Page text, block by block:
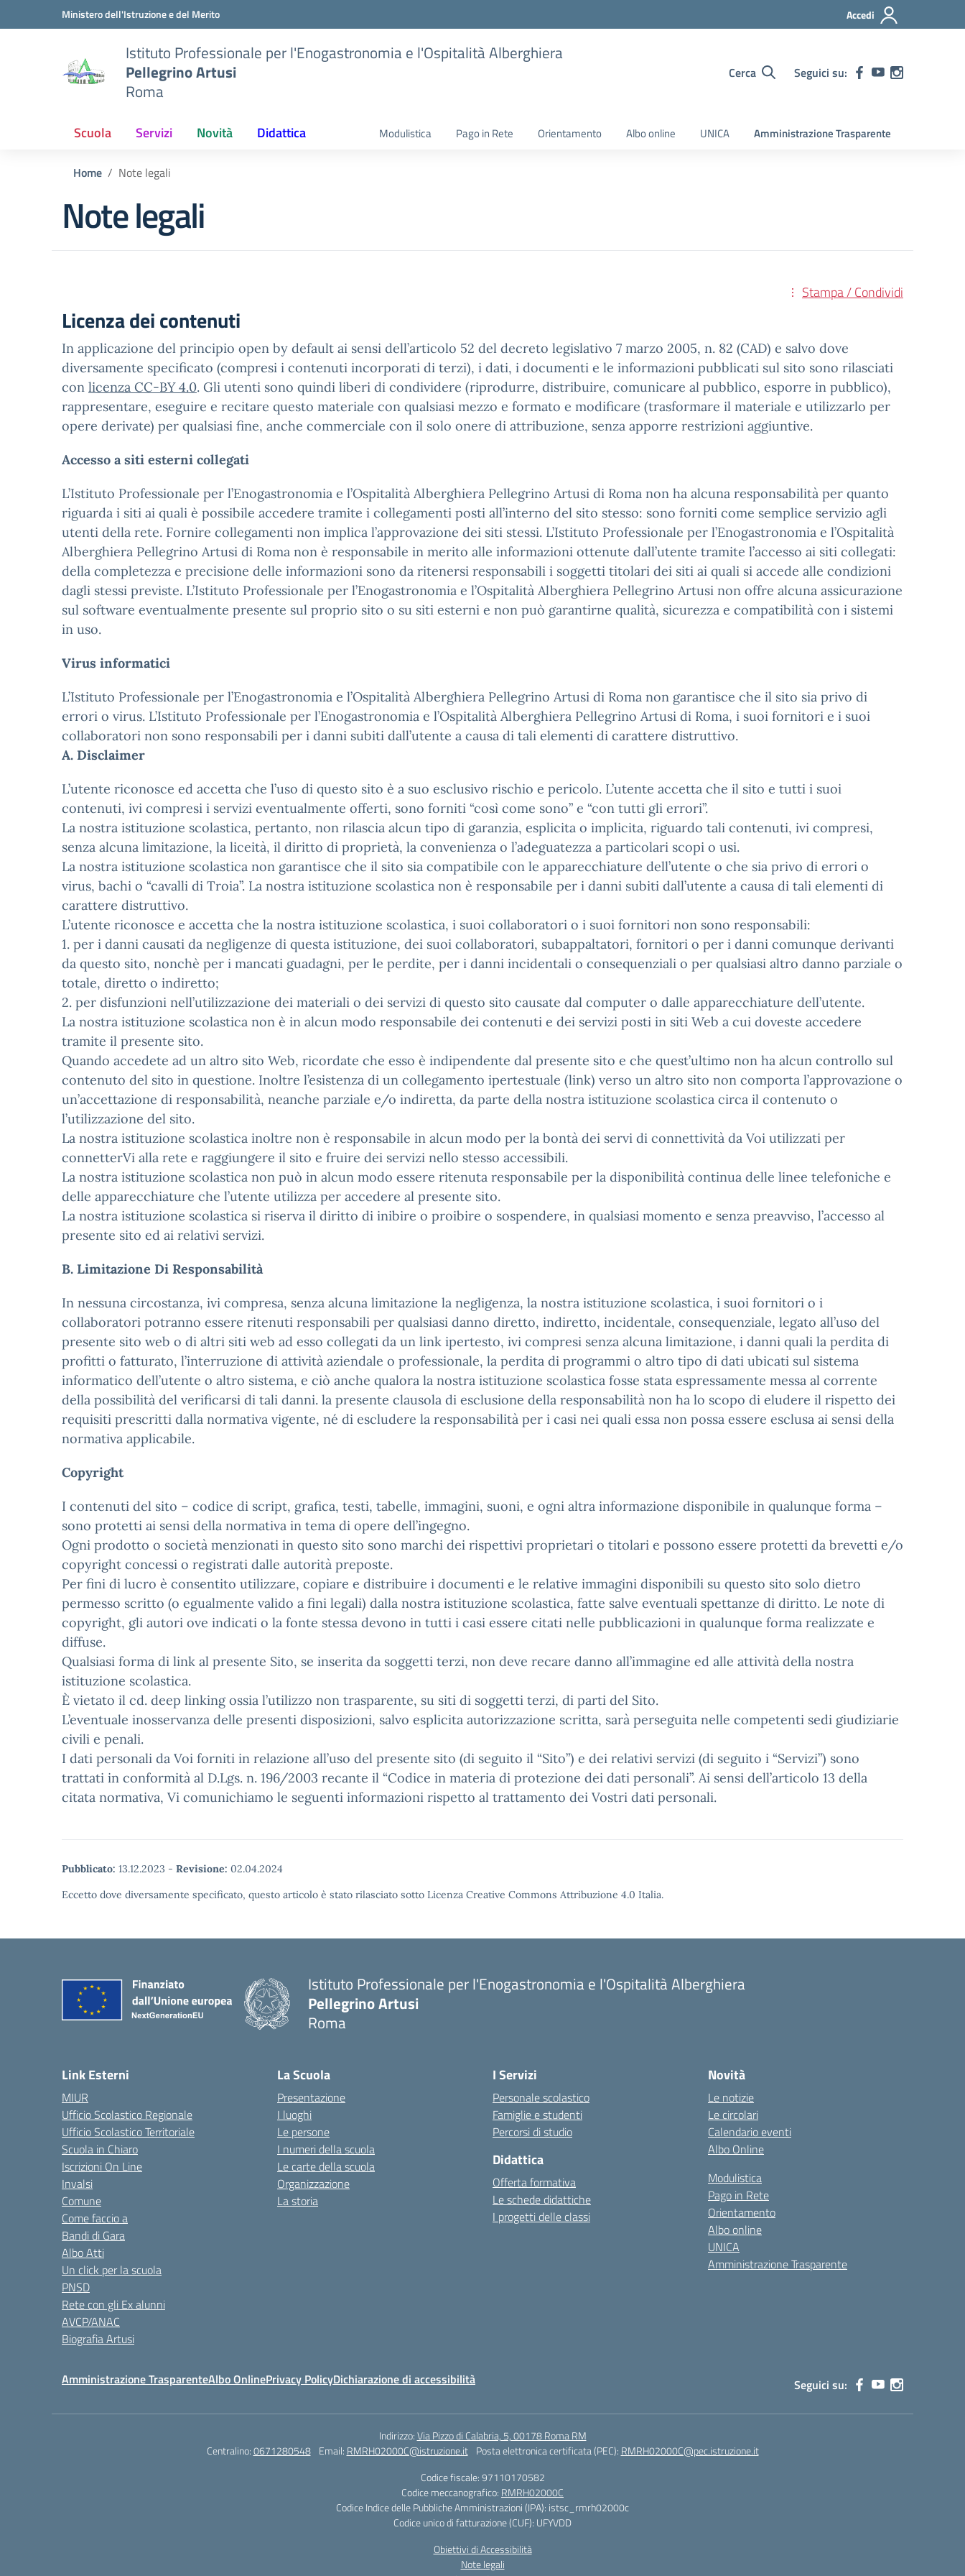
Vai ai contenuti
Vai al menu di navigazioneMinistero dell'Istruzione e del Merito Accedi
Istituto Professionale per l'Enogastronomia e l'Ospitalità Alberghiera
Pellegrino Artusi
Roma
Cerca Seguici su:
Scuola Servizi Novità Didattica Modulistica Pago in Rete Orientamento Albo online UNICA Amministrazione Trasparente
Home Note legali
Note legali
Stampa / Condividi
Licenza dei contenuti
In applicazione del principio open by default ai sensi dell’articolo 52 del decreto legislativo 7 marzo 2005, n. 82 (CAD) e salvo dove
diversamente specificato (compresi i contenuti incorporati di terzi), i dati, i documenti e le informazioni pubblicati sul sito sono rilasciati
con licenza CC-BY 4.0. Gli utenti sono quindi liberi di condividere (riprodurre, distribuire, comunicare al pubblico, esporre in pubblico),
rappresentare, eseguire e recitare questo materiale con qualsiasi mezzo e formato e modificare (trasformare il materiale e utilizzarlo per
opere derivate) per qualsiasi fine, anche commerciale con il solo onere di attribuzione, senza apporre restrizioni aggiuntive.
Accesso a siti esterni collegati
L’Istituto Professionale per l’Enogastronomia e l’Ospitalità Alberghiera Pellegrino Artusi di Roma non ha alcuna responsabilità per quanto
riguarda i siti ai quali è possibile accedere tramite i collegamenti posti all’interno del sito stesso: sono forniti come semplice servizio agli
utenti della rete. Fornire collegamenti non implica l’approvazione dei siti stessi. L’Istituto Professionale per l’Enogastronomia e l’Ospitalità
Alberghiera Pellegrino Artusi di Roma non è responsabile in merito alle informazioni ottenute dall’utente tramite l’accesso ai siti collegati:
della completezza e precisione delle informazioni sono da ritenersi responsabili i soggetti titolari dei siti ai quali si accede alle condizioni
dagli stessi previste. L’Istituto Professionale per l’Enogastronomia e l’Ospitalità Alberghiera Pellegrino Artusi non offre alcuna assicurazione
sul software eventualmente presente sul proprio sito o su siti esterni e non può garantirne qualità, sicurezza e compatibilità con i sistemi
in uso.
Virus informatici
L’Istituto Professionale per l’Enogastronomia e l’Ospitalità Alberghiera Pellegrino Artusi di Roma non garantisce che il sito sia privo di
errori o virus. L’Istituto Professionale per l’Enogastronomia e l’Ospitalità Alberghiera Pellegrino Artusi di Roma, i suoi fornitori e i suoi
collaboratori non sono responsabili per i danni subiti dall’utente a causa di tali elementi di carattere distruttivo.
A. Disclaimer
L’utente riconosce ed accetta che l’uso di questo sito è a suo esclusivo rischio e pericolo. L’utente accetta che il sito e tutti i suoi
contenuti, ivi compresi i servizi eventualmente offerti, sono forniti “così come sono” e “con tutti gli errori”.
La nostra istituzione scolastica, pertanto, non rilascia alcun tipo di garanzia, esplicita o implicita, riguardo tali contenuti, ivi compresi,
senza alcuna limitazione, la liceità, il diritto di proprietà, la convenienza o l’adeguatezza a particolari scopi o usi.
La nostra istituzione scolastica non garantisce che il sito sia compatibile con le apparecchiature dell’utente o che sia privo di errori o
virus, bachi o “cavalli di Troia”. La nostra istituzione scolastica non è responsabile per i danni subiti dall’utente a causa di tali elementi di
carattere distruttivo.
L’utente riconosce e accetta che la nostra istituzione scolastica, i suoi collaboratori o i suoi fornitori non sono responsabili:
1. per i danni causati da negligenze di questa istituzione, dei suoi collaboratori, subappaltatori, fornitori o per i danni comunque derivanti
da questo sito, nonchè per i mancati guadagni, per le perdite, per i danni incidentali o consequenziali o per qualsiasi altro danno parziale o
totale, diretto o indiretto;
2. per disfunzioni nell’utilizzazione dei materiali o dei servizi di questo sito causate dal computer o dalle apparecchiature dell’utente.
La nostra istituzione scolastica non è in alcun modo responsabile dei contenuti e dei servizi posti in siti Web a cui doveste accedere
tramite il presente sito.
Quando accedete ad un altro sito Web, ricordate che esso è indipendente dal presente sito e che quest’ultimo non ha alcun controllo sul
contenuto del sito in questione. Inoltre l’esistenza di un collegamento ipertestuale (link) verso un altro sito non comporta l’approvazione o
un’accettazione di responsabilità, neanche parziale e/o indiretta, da parte della nostra istituzione scolastica circa il contenuto o
l’utilizzazione del sito.
La nostra istituzione scolastica inoltre non è responsabile in alcun modo per la bontà dei servi di connettività da Voi utilizzati per
connetterVi alla rete e raggiungere il sito e fruire dei servizi nello stesso accessibili.
La nostra istituzione scolastica non può in alcun modo essere ritenuta responsabile per la disponibilità continua delle linee telefoniche e
delle apparecchiature che l’utente utilizza per accedere al presente sito.
La nostra istituzione scolastica si riserva il diritto di inibire o proibire o sospendere, in qualsiasi momento e senza preavviso, l’accesso al
presente sito ed ai relativi servizi.
B. Limitazione Di Responsabilità
In nessuna circostanza, ivi compresa, senza alcuna limitazione la negligenza, la nostra istituzione scolastica, i suoi fornitori o i
collaboratori potranno essere ritenuti responsabili per qualsiasi danno diretto, indiretto, incidentale, consequenziale, legato all’uso del
presente sito web o di altri siti web ad esso collegati da un link ipertesto, ivi compresi senza alcuna limitazione, i danni quali la perdita di
profitti o fatturato, l’interruzione di attività aziendale o professionale, la perdita di programmi o altro tipo di dati ubicati sul sistema
informatico dell’utente o altro sistema, e ciò anche qualora la nostra istituzione scolastica fosse stata espressamente messa al corrente
della possibilità del verificarsi di tali danni. la presente clausola di esclusione della responsabilità non ha lo scopo di eludere il rispetto dei
requisiti prescritti dalla normativa vigente, né di escludere la responsabilità per i casi nei quali essa non possa essere esclusa ai sensi della
normativa applicabile.
Copyright
I contenuti del sito – codice di script, grafica, testi, tabelle, immagini, suoni, e ogni altra informazione disponibile in qualunque forma –
sono protetti ai sensi della normativa in tema di opere dell’ingegno.
Ogni prodotto o società menzionati in questo sito sono marchi dei rispettivi proprietari o titolari e possono essere protetti da brevetti e/o
copyright concessi o registrati dalle autorità preposte.
Per fini di lucro è consentito utilizzare, copiare e distribuire i documenti e le relative immagini disponibili su questo sito solo dietro
permesso scritto (o egualmente valido a fini legali) dalla nostra istituzione scolastica, fatte salve eventuali spettanze di diritto. Le note di
copyright, gli autori ove indicati o la fonte stessa devono in tutti i casi essere citati nelle pubblicazioni in qualunque forma realizzate e
diffuse.
Qualsiasi forma di link al presente Sito, se inserita da soggetti terzi, non deve recare danno all’immagine ed alle attività della nostra
istituzione scolastica.
È vietato il cd. deep linking ossia l’utilizzo non trasparente, su siti di soggetti terzi, di parti del Sito.
L’eventuale inosservanza delle presenti disposizioni, salvo esplicita autorizzazione scritta, sarà perseguita nelle competenti sedi giudiziarie
civili e penali.
I dati personali da Voi forniti in relazione all’uso del presente sito (di seguito il “Sito”) e dei relativi servizi (di seguito i “Servizi”) sono
trattati in conformità al D.Lgs. n. 196/2003 recante il “Codice in materia di protezione dei dati personali”. Ai sensi dell’articolo 13 della
citata normativa, Vi comunichiamo le seguenti informazioni rispetto al trattamento dei Vostri dati personali.
Pubblicato: 13.12.2023 - Revisione: 02.04.2024
Eccetto dove diversamente specificato, questo articolo è stato rilasciato sotto Licenza Creative Commons Attribuzione 4.0 Italia.
Istituto Professionale per l'Enogastronomia e l'Ospitalità Alberghiera
Pellegrino Artusi
Roma
Link Esterni
MIUR
Ufficio Scolastico Regionale
Ufficio Scolastico Territoriale
Scuola in Chiaro
Iscrizioni On Line
Invalsi
Comune
Come faccio a
Bandi di Gara
Albo Atti
Un click per la scuola
PNSD
Rete con gli Ex alunni
AVCP/ANAC
Biografia Artusi
La Scuola
Presentazione
I luoghi
Le persone
I numeri della scuola
Le carte della scuola
Organizzazione
La storia
I Servizi
Personale scolastico
Famiglie e studenti
Percorsi di studio
Didattica
Offerta formativa
Le schede didattiche
I progetti delle classi
Novità
Le notizie
Le circolari
Calendario eventi
Albo Online
Modulistica
Pago in Rete
Orientamento
Albo online
UNICA
Amministrazione Trasparente
Amministrazione TrasparenteAlbo OnlinePrivacy PolicyDichiarazione di accessibilità Seguici su:
Indirizzo:Via Pizzo di Calabria, 5, 00178 Roma RM
Centralino:0671280548 Email: RMRH02000C@istruzione.it Posta elettronica certificata (PEC): RMRH02000C@pec.istruzione.it
Codice fiscale: 97110170582
Codice meccanografico: RMRH02000C
Codice Indice delle Pubbliche Amministrazioni (IPA): istsc_rmrh02000c
Codice unico di fatturazione (CUF): UFYVDD
Obiettivi di Accessibilità
Note legali